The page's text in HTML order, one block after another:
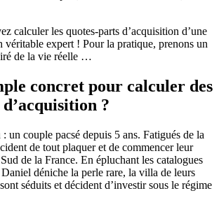
calculer les quotes-parts d’acquisition d’une
véritable expert ! Pour la pratique, prenons un
de la vie réelle …
concret pour calculer des
?
un couple pacsé depuis 5 ans. Fatigués de la
de tout plaquer et de commencer leur
de la France. En épluchant les catalogues
déniche la perle rare, la villa de leurs
séduits et décident d’investir sous le régime